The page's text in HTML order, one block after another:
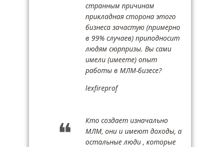
странным причинам
прикладная сторона этого
бизнеса зачастую (примерно
в 99% случаев) приподносит
людям сюрпризы. Вы сами
имели (имеете) опыт
работы в МЛМ-бизесе?
lexfireprof
Кто создает изначально
МЛМ, они и имеют доходы, а
остальные люди , которые